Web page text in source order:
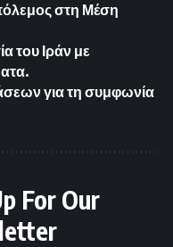
στη Μέση
του Ιράν με
για τη συμφωνία
For Our